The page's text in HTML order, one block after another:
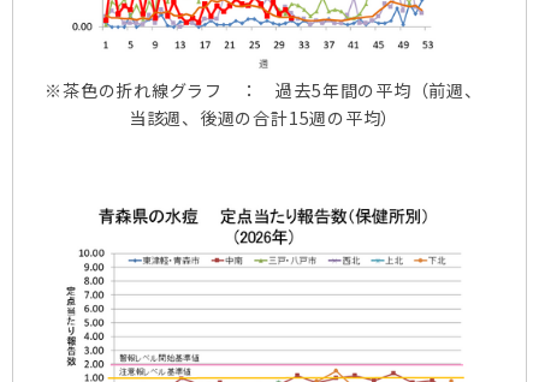
※茶色の折れ線グラフ ： 過去5年間の平均（前週、
当該週、後週の合計15週の平均）